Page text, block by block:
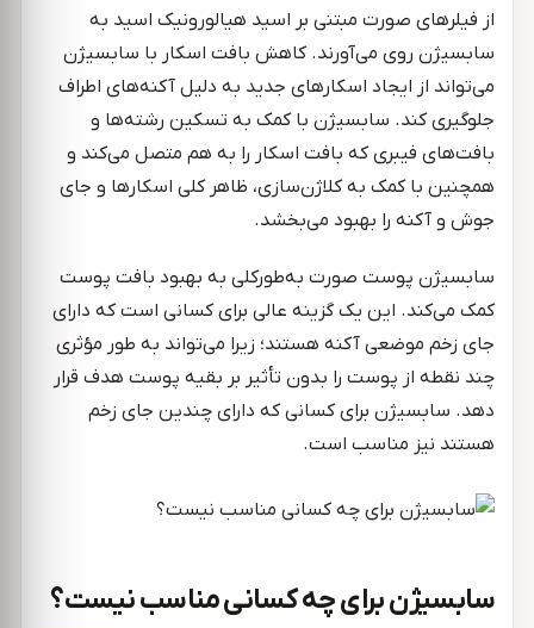
از فیلرهای صورت مبتنی بر اسید هیالورونیک اسید به
سابسیژن روی می‌آورند. کاهش بافت اسکار با سابسیژن
می‌تواند از ایجاد اسکارهای جدید به دلیل آکنه‌های اطراف
جلوگیری کند. سابسیژن با کمک به تسکین رشته‌ها و
بافت‌های فیبری که بافت اسکار را به هم متصل می‌کند و
همچنین با کمک به کلاژن‌سازی، ظاهر کلی اسکارها و جای
جوش و آکنه را بهبود می‌بخشد.
سابسیژن پوست صورت به‌طورکلی به بهبود بافت پوست
کمک می‌کند. این یک گزینه عالی برای کسانی است که دارای
جای زخم موضعی آکنه هستند؛ زیرا می‌تواند به طور مؤثری
چند نقطه از پوست را بدون تأثیر بر بقیه پوست هدف قرار
دهد. سابسیژن برای کسانی که دارای چندین جای زخم
هستند نیز مناسب است.
سابسیژن برای چه کسانی مناسب نیست؟